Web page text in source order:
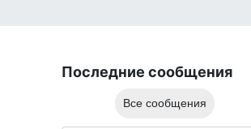
Последние сообщения
Все сообщения